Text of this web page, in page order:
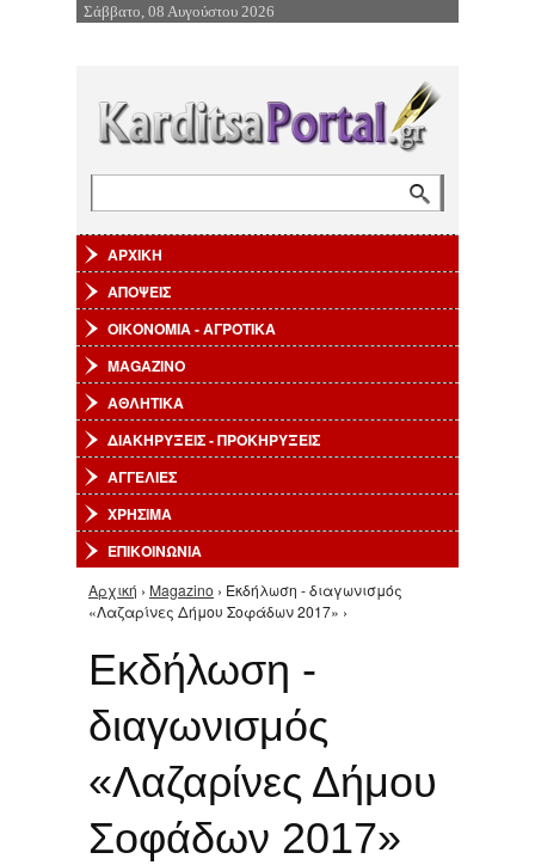
Επιστροφή στην Πλοήγηση
Σάββατο, 08 Αυγούστου 2026
ΑΡΧΙΚΗ
ΑΠΟΨΕΙΣ
ΟΙΚΟΝΟΜΙΑ - ΑΓΡΟΤΙΚΑ
MAGAZINO
ΑΘΛΗΤΙΚΑ
ΔΙΑΚΗΡΥΞΕΙΣ - ΠΡΟΚΗΡΥΞΕΙΣ
ΑΓΓΕΛΙΕΣ
ΧΡΗΣΙΜΑ
ΕΠΙΚΟΙΝΩΝΙΑ
Είστε εδώ
Αρχική › Magazino › Εκδήλωση - διαγωνισμός
«Λαζαρίνες Δήμου Σοφάδων 2017» ›
Εκδήλωση -
διαγωνισμός
«Λαζαρίνες Δήμου
Σοφάδων 2017»